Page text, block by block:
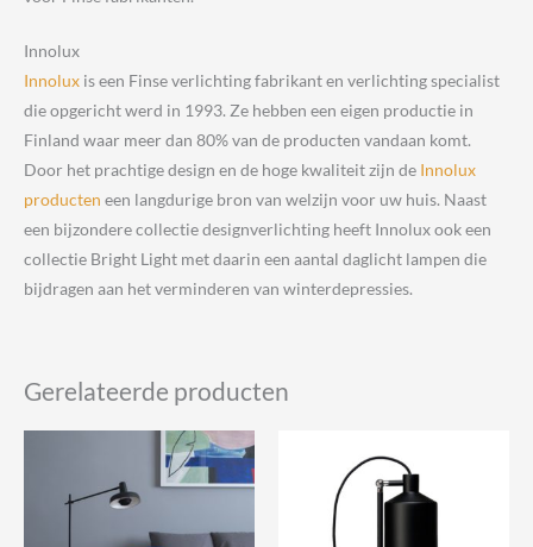
Innolux
Innolux is een Finse verlichting fabrikant en verlichting specialist
die opgericht werd in 1993. Ze hebben een eigen productie in
Finland waar meer dan 80% van de producten vandaan komt.
Door het prachtige design en de hoge kwaliteit zijn de Innolux
producten een langdurige bron van welzijn voor uw huis. Naast
een bijzondere collectie designverlichting heeft Innolux ook een
collectie Bright Light met daarin een aantal daglicht lampen die
bijdragen aan het verminderen van winterdepressies.
Gerelateerde producten